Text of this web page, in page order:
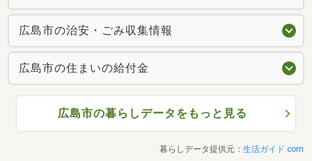
広島市の治安・ごみ収集情報
広島市の住まいの給付金
広島市の暮らしデータをもっと見る
暮らしデータ提供元： 生活ガイド.com